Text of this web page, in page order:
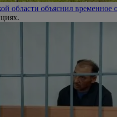
области объяснил